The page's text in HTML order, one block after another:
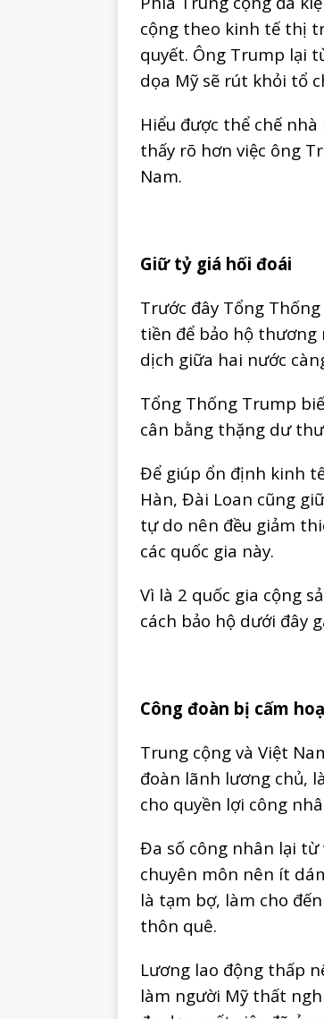
cộng theo kinh tế thị
quyết. Ông Trump lại
dọa Mỹ sẽ rút khỏi tổ
Hiểu được thể chế
thấy rõ hơn việc ông
Nam.
Giữ tỷ giá hối đoái
Trước đây Tổng
tiền để bảo hộ thương
dịch giữa hai nước
Tổng Thống Trump
cân bằng thặng dư
Để giúp ổn định kinh
Hàn, Đài Loan cũng
tự do nên đều giảm
các quốc gia này.
Vì là 2 quốc gia cộng
cách bảo hộ dưới đây
Công đoàn bị cấm
Trung cộng và Việt
đoàn lãnh lương chủ,
cho quyền lợi công
Đa số công nhân lại từ
chuyên môn nên ít
là tạm bợ, làm cho
thôn quê.
Lương lao động thấp
làm người Mỹ thất